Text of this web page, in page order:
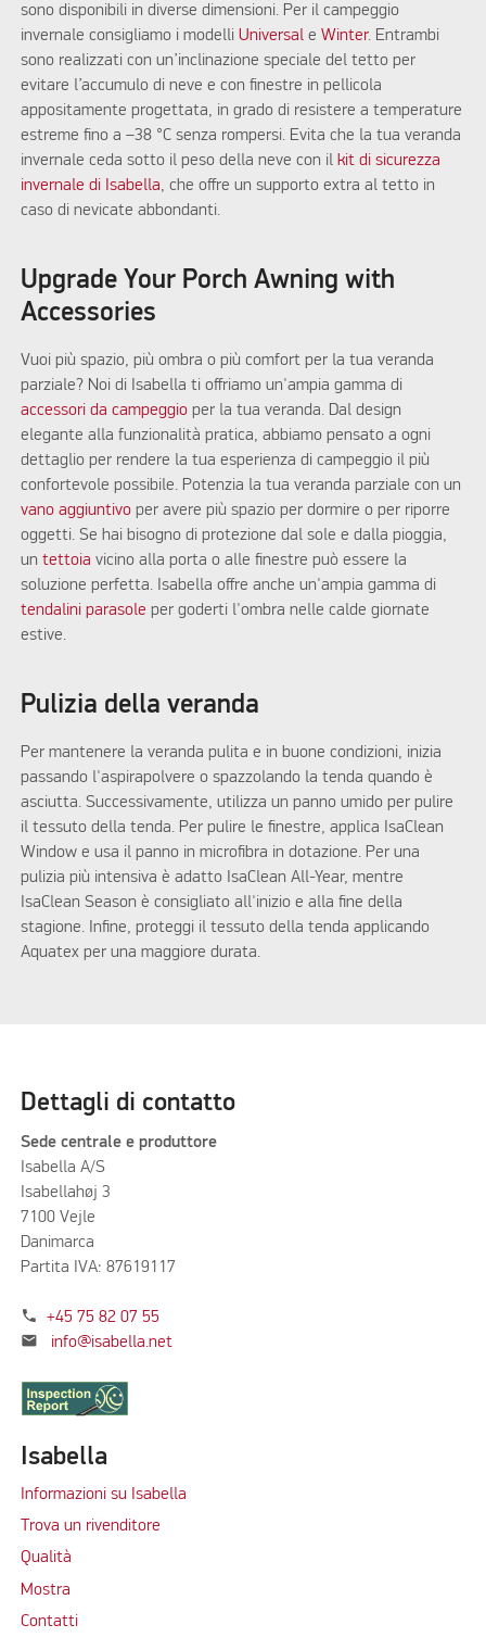
sono disponibili in diverse dimensioni. Per il campeggio
invernale consigliamo i modelliUniversaleWinter. Entrambi
sono realizzati con un’inclinazione speciale del tetto per
evitare l’accumulo di neve e con finestre in pellicola
appositamente progettata, in grado di resistere a temperature
estreme fino a –38 °C senza rompersi. Evita che la tua veranda
invernale ceda sotto il peso della neve con il kit di sicurezza
invernale di Isabella, che offre un supporto extra al tetto in
caso di nevicate abbondanti.
Upgrade Your Porch Awning with
Accessories
Vuoi più spazio, più ombra o più comfort per la tua veranda
parziale? Noi di Isabella ti offriamo un'ampia gamma di
accessori da campeggio per la tua veranda. Dal design
elegante alla funzionalità pratica, abbiamo pensato a ogni
dettaglio per rendere la tua esperienza di campeggio il più
confortevole possibile. Potenzia la tua veranda parziale con un
vano aggiuntivo per avere più spazio per dormire o per riporre
oggetti. Se hai bisogno di protezione dal sole e dalla pioggia,
untettoiavicino alla porta o alle finestre può essere la
soluzione perfetta. Isabella offre anche un'ampia gamma di
tendalini parasole per goderti l'ombra nelle calde giornate
estive.
Pulizia della veranda
Per mantenere la veranda pulita e in buone condizioni, inizia
passando l'aspirapolvere o spazzolando la tenda quando è
asciutta. Successivamente, utilizza un panno umido per pulire
il tessuto della tenda. Per pulire le finestre, applica IsaClean
Window e usa il panno in microfibra in dotazione. Per una
pulizia più intensiva è adatto IsaClean All-Year, mentre
IsaClean Season è consigliato all'inizio e alla fine della
stagione. Infine, proteggi il tessuto della tenda applicando
Aquatex per una maggiore durata.
Dettagli di contatto
Sede centrale e produttore
Isabella A/S
Isabellahøj 3
7100 Vejle
Danimarca
Partita IVA: 87619117
phone +45 75 82 07 55
mail info@isabella.net
Isabella
Informazioni su Isabella
Trova un rivenditore
Qualità
Mostra
Contatti